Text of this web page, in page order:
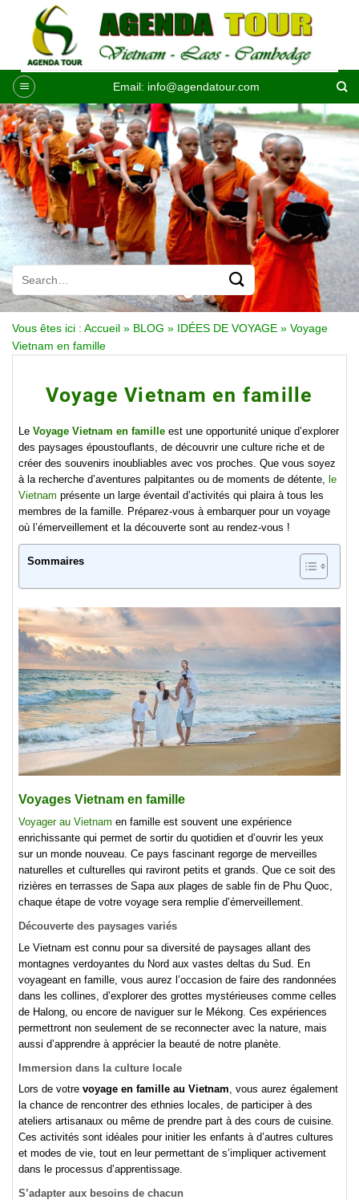
contenu
Email: info@agendatour.com
Vous êtes ici : Accueil » BLOG » IDÉES DE VOYAGE » Voyage
Vietnam en famille
Voyage Vietnam en famille
Le Voyage Vietnam en famille est une opportunité unique d’explorer
des paysages époustouflants, de découvrir une culture riche et de
créer des souvenirs inoubliables avec vos proches. Que vous soyez
à la recherche d’aventures palpitantes ou de moments de détente, le
Vietnam présente un large éventail d’activités qui plaira à tous les
membres de la famille. Préparez-vous à embarquer pour un voyage
où l’émerveillement et la découverte sont au rendez-vous !
Sommaires
Voyages Vietnam en famille
Voyager au Vietnam en famille est souvent une expérience
enrichissante qui permet de sortir du quotidien et d’ouvrir les yeux
sur un monde nouveau. Ce pays fascinant regorge de merveilles
naturelles et culturelles qui raviront petits et grands. Que ce soit des
rizières en terrasses de Sapa aux plages de sable fin de Phu Quoc,
chaque étape de votre voyage sera remplie d’émerveillement.
Découverte des paysages variés
Le Vietnam est connu pour sa diversité de paysages allant des
montagnes verdoyantes du Nord aux vastes deltas du Sud. En
voyageant en famille, vous aurez l’occasion de faire des randonnées
dans les collines, d’explorer des grottes mystérieuses comme celles
de Halong, ou encore de naviguer sur le Mékong. Ces expériences
permettront non seulement de se reconnecter avec la nature, mais
aussi d’apprendre à apprécier la beauté de notre planète.
Immersion dans la culture locale
Lors de votre voyage en famille au Vietnam, vous aurez également
la chance de rencontrer des ethnies locales, de participer à des
ateliers artisanaux ou même de prendre part à des cours de cuisine.
Ces activités sont idéales pour initier les enfants à d’autres cultures
et modes de vie, tout en leur permettant de s’impliquer activement
dans le processus d’apprentissage.
S’adapter aux besoins de chacun